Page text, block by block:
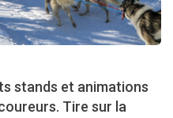
stands et animations
Tire sur la